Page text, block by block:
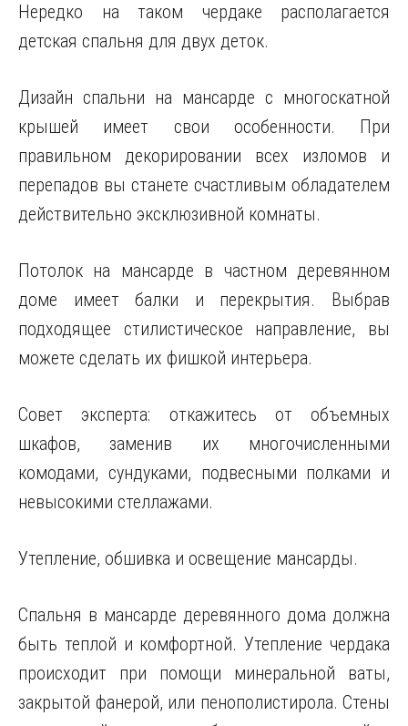
Нередко на таком чердаке располагается
детская спальня для двух деток.
Дизайн спальни на мансарде с многоскатной
крышей имеет свои особенности. При
правильном декорировании всех изломов и
перепадов вы станете счастливым обладателем
действительно эксклюзивной комнаты.
Потолок на мансарде в частном деревянном
доме имеет балки и перекрытия. Выбрав
подходящее стилистическое направление, вы
можете сделать их фишкой интерьера.
Совет эксперта: откажитесь от объемных
шкафов, заменив их многочисленными
комодами, сундуками, подвесными полками и
невысокими стеллажами.
Утепление, обшивка и освещение мансарды.
Спальня в мансарде деревянного дома должна
быть теплой и комфортной. Утепление чердака
происходит при помощи минеральной ваты,
закрытой фанерой, или пенополистирола. Стены